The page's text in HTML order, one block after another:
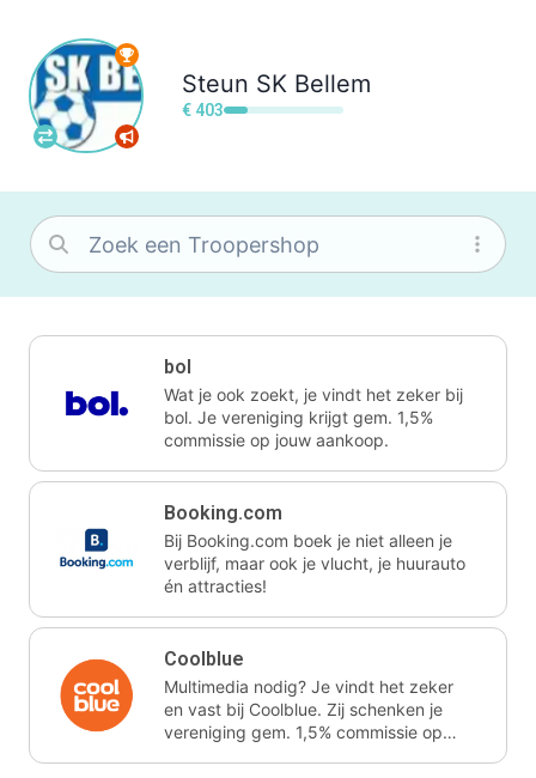
Steun SK Bellem
€ 403
bol
Wat je ook zoekt, je vindt het zeker bij
bol. Je vereniging krijgt gem. 1,5%
commissie op jouw aankoop.
Booking.com
Bij Booking.com boek je niet alleen je
verblijf, maar ook je vlucht, je huurauto
én attracties!
Coolblue
Multimedia nodig? Je vindt het zeker
en vast bij Coolblue. Zij schenken je
vereniging gem. 1,5% commissie op